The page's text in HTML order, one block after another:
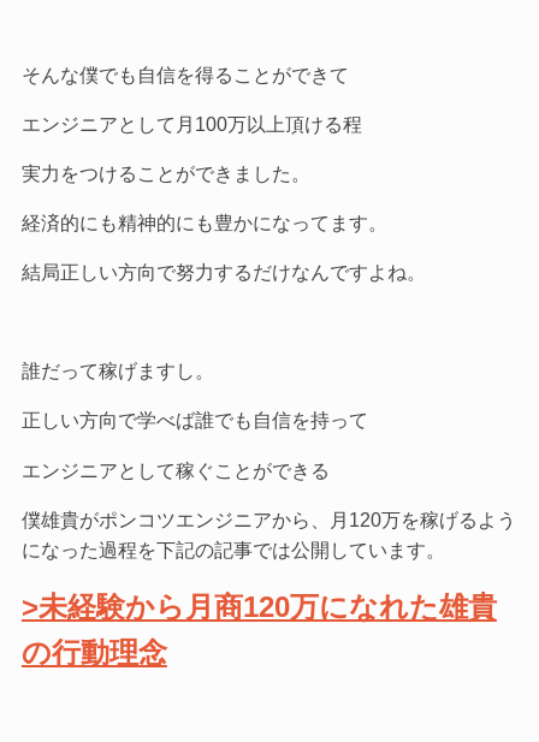
そんな僕でも自信を得ることができて
エンジニアとして月100万以上頂ける程
実力をつけることができました。
経済的にも精神的にも豊かになってます。
結局正しい方向で努力するだけなんですよね。
誰だって稼げますし。
正しい方向で学べば誰でも自信を持って
エンジニアとして稼ぐことができる
僕雄貴がポンコツエンジニアから、月120万を稼げるよう
になった過程を下記の記事では公開しています。
>未経験から月商120万になれた雄貴
の行動理念